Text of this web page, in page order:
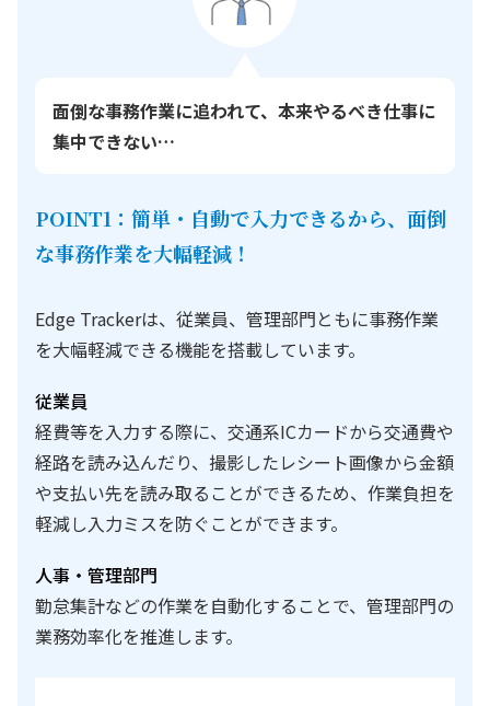
面倒な事務作業に追われて、本来やるべき仕事に
集中できない…
POINT1：簡単・自動で入力できるから、面倒
な事務作業を大幅軽減！
Edge Trackerは、従業員、管理部門ともに事務作業
を大幅軽減できる機能を搭載しています。
従業員
経費等を入力する際に、交通系ICカードから交通費や
経路を読み込んだり、撮影したレシート画像から金額
や支払い先を読み取ることができるため、作業負担を
軽減し入力ミスを防ぐことができます。
人事・管理部門
勤怠集計などの作業を自動化することで、管理部門の
業務効率化を推進します。